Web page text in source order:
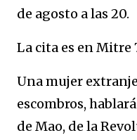
de agosto a las 20.
La cita es en Mitre
Una mujer
escombros,
de Mao, de la